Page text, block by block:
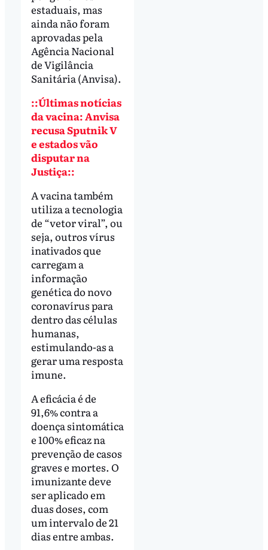
estaduais, mas
ainda não foram
aprovadas pela
Agência Nacional
de Vigilância
Sanitária (Anvisa).
::Últimas notícias
da vacina: Anvisa
recusa Sputnik V
e estados vão
disputar na
Justiça::
A vacina também
utiliza a tecnologia
de “vetor viral”, ou
seja, outros vírus
inativados que
carregam a
informação
genética do novo
coronavírus para
dentro das células
humanas,
estimulando-as a
gerar uma resposta
imune.
A eficácia é de
91,6% contra a
doença sintomática
e 100% eficaz na
prevenção de casos
graves e mortes. O
imunizante deve
ser aplicado em
duas doses, com
um intervalo de 21
dias entre ambas.